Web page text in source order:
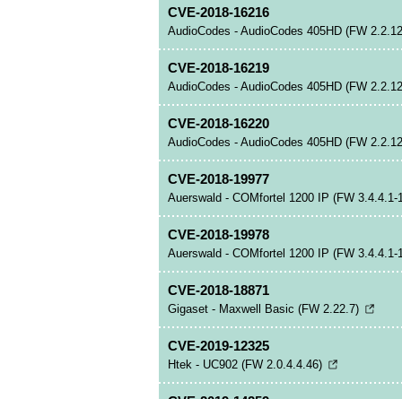
CVE-2018-16216
AudioCodes - AudioCodes 405HD (FW
CVE-2018-16219
AudioCodes - AudioCodes 405HD (FW
CVE-2018-16220
AudioCodes - AudioCodes 405HD (FW
CVE-2018-19977
Auerswald - COMfortel 1200 IP (FW 3.4.4.1-
CVE-2018-19978
Auerswald - COMfortel 1200 IP (FW 3.4.4.1-
CVE-2018-18871
Gigaset - Maxwell Basic (FW 2.22.7)
CVE-2019-12325
Htek - UC902 (FW 2.0.4.4.46)